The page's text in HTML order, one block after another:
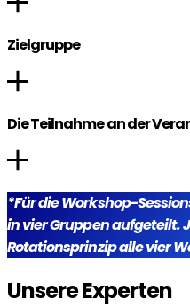
Zielgruppe
Die Teilnahme an der
*Für die Workshop-
in vier Gruppen aufgeteilt.
Rotationsprinzip alle vier
Unsere Experten